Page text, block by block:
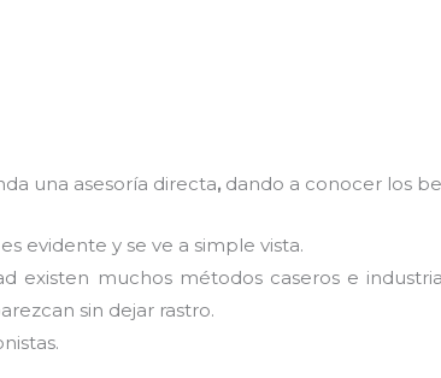
una asesoría directa, dando a conocer los
evidente y se ve a simple vista.
existen muchos métodos caseros e
sin dejar rastro.